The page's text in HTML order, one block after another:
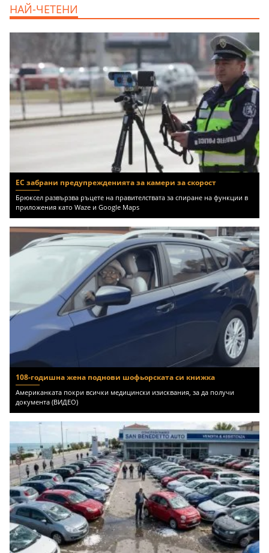
НАЙ-ЧЕТЕНИ
ЕС забрани предупрежденията за камери за скорост
Брюксел развързва ръцете на правителствата за спиране на функции в
приложения като Waze и Google Maps
108-годишна жена поднови шофьорската си книжка
Американката покри всички медицински изисквания, за да получи
документа (ВИДЕО)